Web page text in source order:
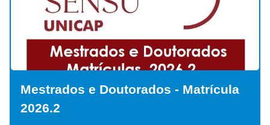
Mestrados e Doutorados - Matrícula
2026.2